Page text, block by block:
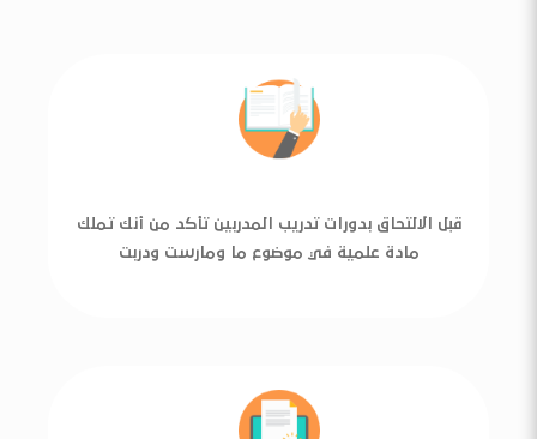
قبل الالتحاق بدورات تدريب المدربين تأكد من أنك تملك
مادة علمية في موضوع ما ومارست ودربت